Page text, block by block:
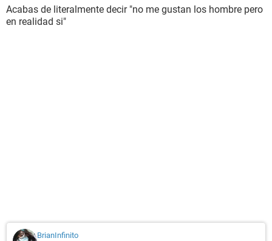
Acabas de literalmente decir "no me gustan los hombre pero
en realidad si"
BrianInfinito